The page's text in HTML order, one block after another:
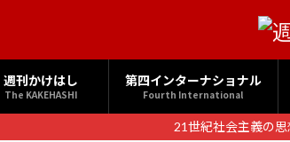
週刊かけはし
The KAKEHASHI
第四インターナショナル
Fourth International
21世紀社会主義の